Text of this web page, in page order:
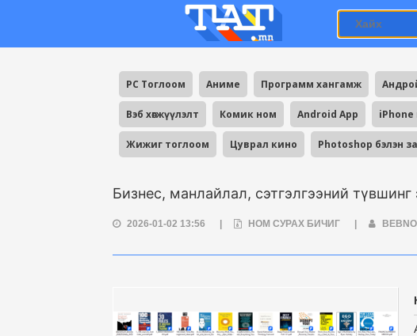
PC Тоглоом Аниме Программ хангамж
Вэб хөгжүүлэлт Комик ном Android App iPhone
Жижиг тоглоом Цуврал кино Photoshop бэлэн
Бизнес, манлайлал, сэтгэлгээний
2026-01-02 13:56 НОМ СУРАХ БИЧИГ